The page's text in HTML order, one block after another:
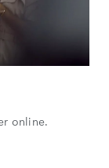
online.